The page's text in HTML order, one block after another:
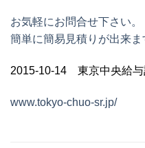
お気軽にお問合せ下さい。
簡単に簡易見積りが出来ま
2015-10-14 東京中央給与
www.tokyo-chuo-sr.jp/